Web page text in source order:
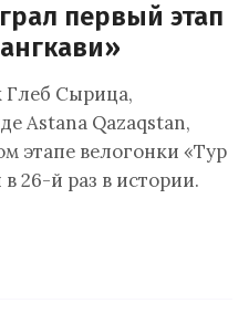
первый этап
Глеб Сырица,
Astana Qazaqstan,
этапе велогонки «Тур
26-й раз в истории.